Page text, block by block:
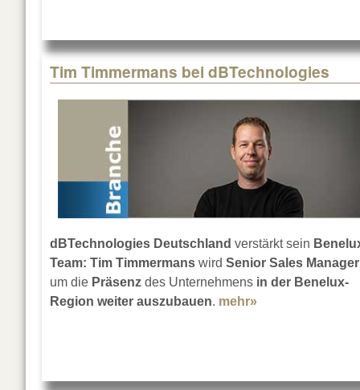
Tim Timmermans bei dBTechnologies
dBTechnologies Deutschland verstärkt sein
Team: Tim Timmermans wird Senior Sales Manager
um die Präsenz des Unternehmens in der Benelux-
Region weiter auszubauen. mehr»